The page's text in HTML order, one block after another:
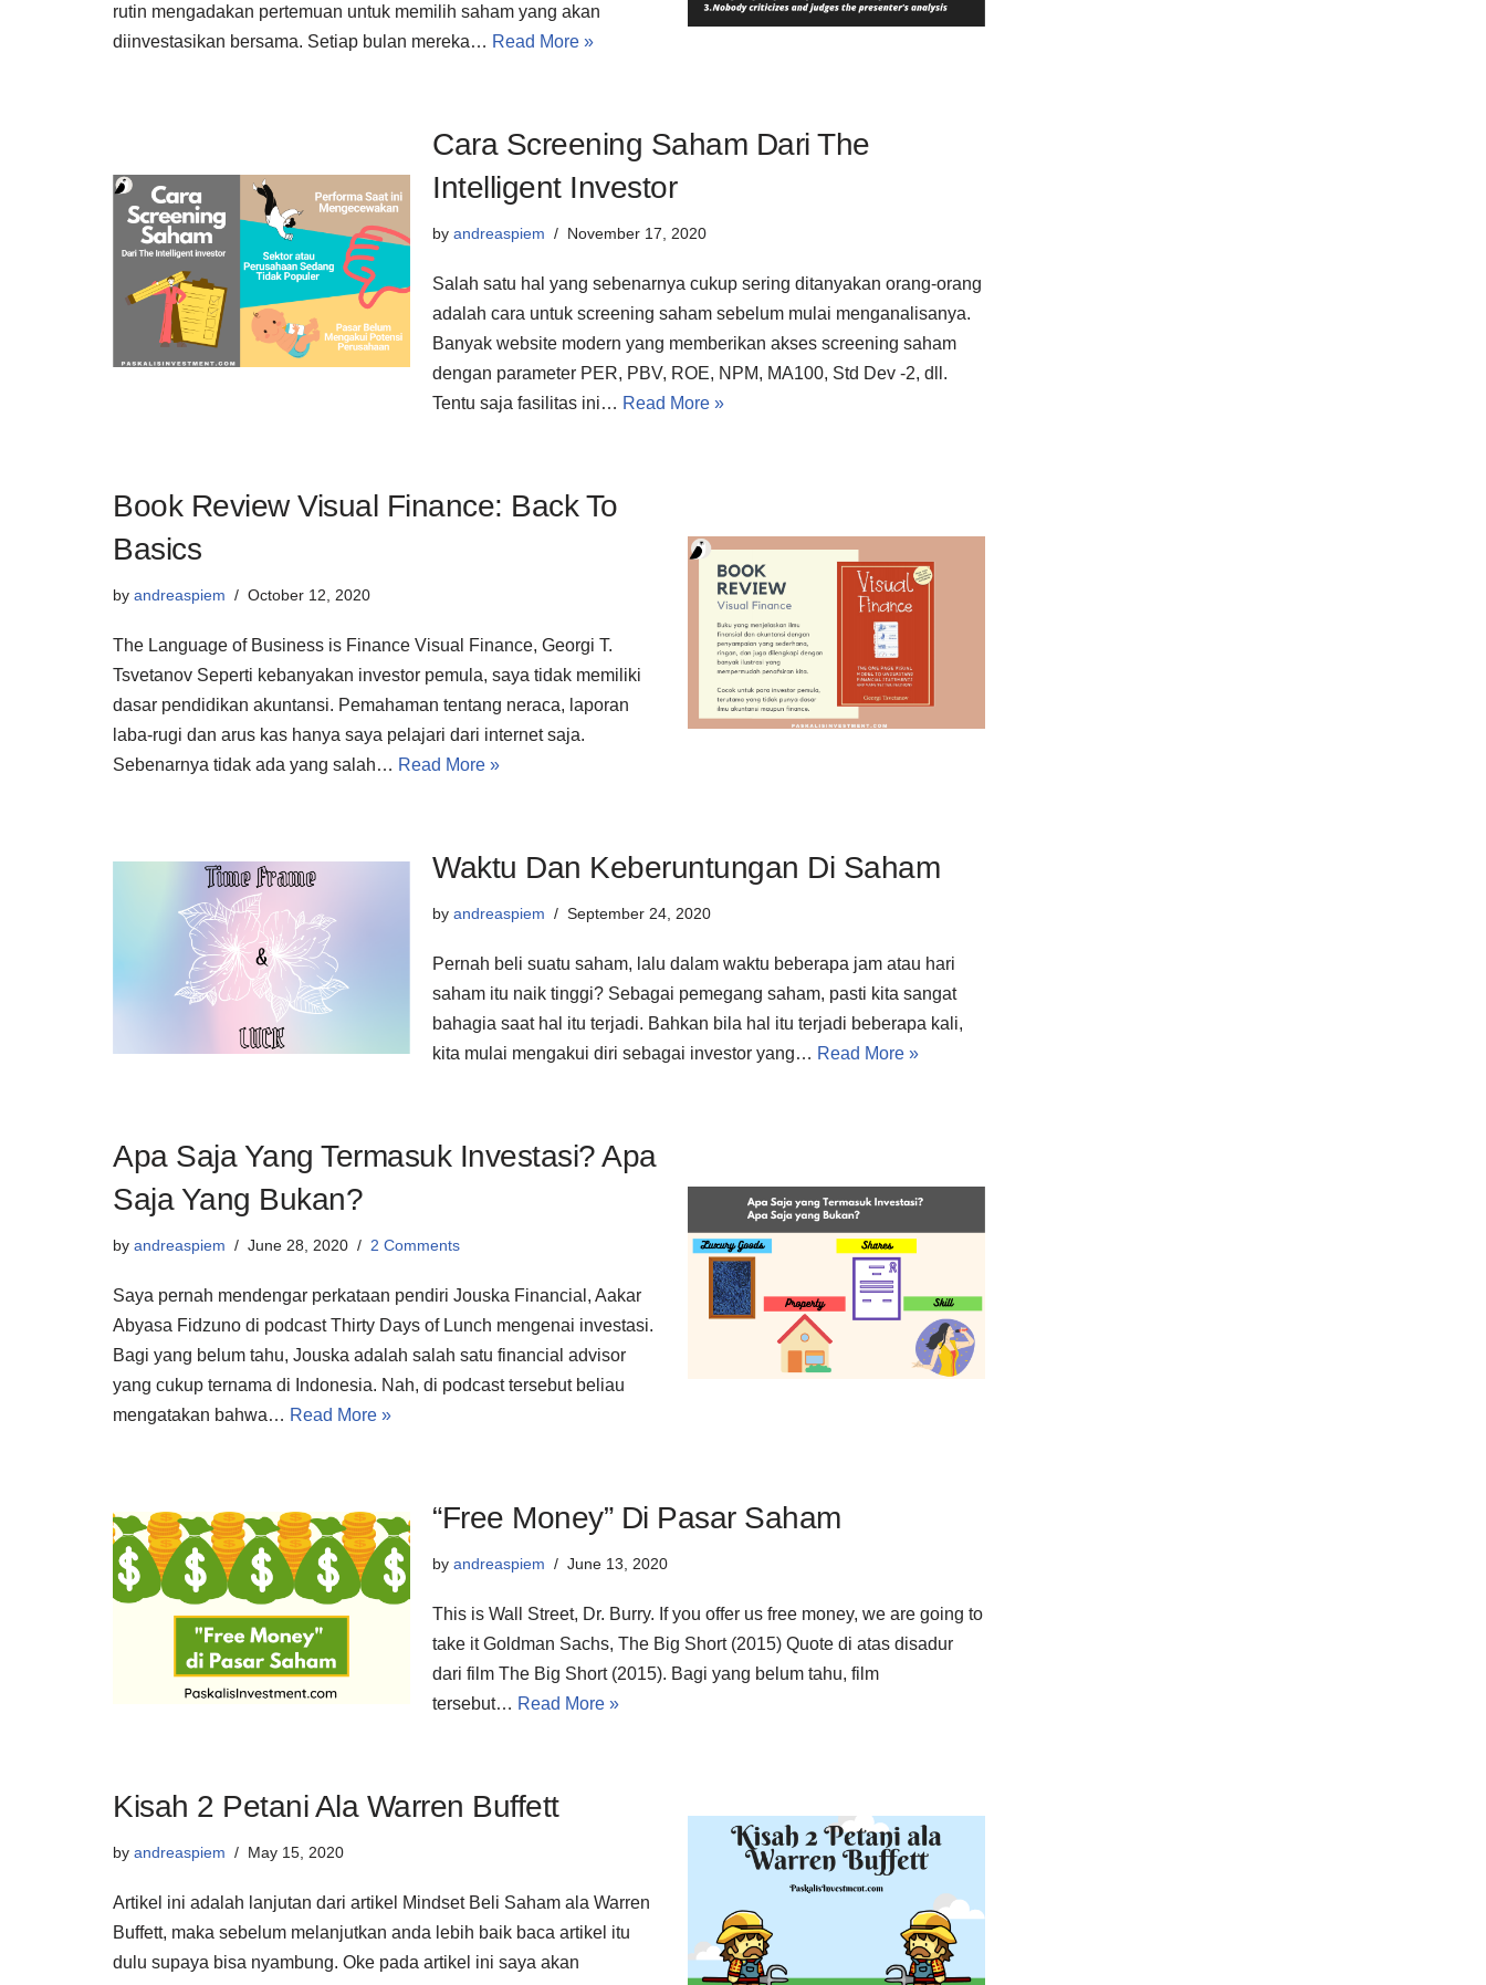
rutin mengadakan pertemuan untuk memilih saham yang akan
diinvestasikan bersama. Setiap bulan mereka… Read More »
Cara Screening Saham Dari The
Intelligent Investor
byandreaspiem November 17, 2020
Salah satu hal yang sebenarnya cukup sering ditanyakan orang-orang
adalah cara untuk screening saham sebelum mulai menganalisanya.
Banyak website modern yang memberikan akses screening saham
dengan parameter PER, PBV, ROE, NPM, MA100, Std Dev -2, dll.
Tentu saja fasilitas ini… Read More »
Book Review Visual Finance: Back To
Basics
by andreaspiem October 12, 2020
The Language of Business is Finance Visual Finance, Georgi T.
Tsvetanov Seperti kebanyakan investor pemula, saya tidak memiliki
dasar pendidikan akuntansi. Pemahaman tentang neraca, laporan
laba-rugi dan arus kas hanya saya pelajari dari internet saja.
Sebenarnya tidak ada yang salah… Read More »
Waktu Dan Keberuntungan Di Saham
byandreaspiem September 24, 2020
Pernah beli suatu saham, lalu dalam waktu beberapa jam atau hari
saham itu naik tinggi? Sebagai pemegang saham, pasti kita sangat
bahagia saat hal itu terjadi. Bahkan bila hal itu terjadi beberapa kali,
kita mulai mengakui diri sebagai investor yang… Read More »
Apa Saja Yang Termasuk Investasi? Apa
Saja Yang Bukan?
by andreaspiem June 28, 2020 2 Comments
Saya pernah mendengar perkataan pendiri Jouska Financial, Aakar
Abyasa Fidzuno di podcast Thirty Days of Lunch mengenai investasi.
Bagi yang belum tahu, Jouska adalah salah satu financial advisor
yang cukup ternama di Indonesia. Nah, di podcast tersebut beliau
mengatakan bahwa… Read More »
“Free Money” Di Pasar Saham
byandreaspiem June 13, 2020
This is Wall Street, Dr. Burry. If you offer us free money, we are going to
take it Goldman Sachs, The Big Short (2015) Quote di atas disadur
dari film The Big Short (2015). Bagi yang belum tahu, film
tersebut… Read More »
Kisah 2 Petani Ala Warren Buffett
by andreaspiem May 15, 2020
Artikel ini adalah lanjutan dari artikel Mindset Beli Saham ala Warren
Buffett, maka sebelum melanjutkan anda lebih baik baca artikel itu
dulu supaya bisa nyambung. Oke pada artikel ini saya akan